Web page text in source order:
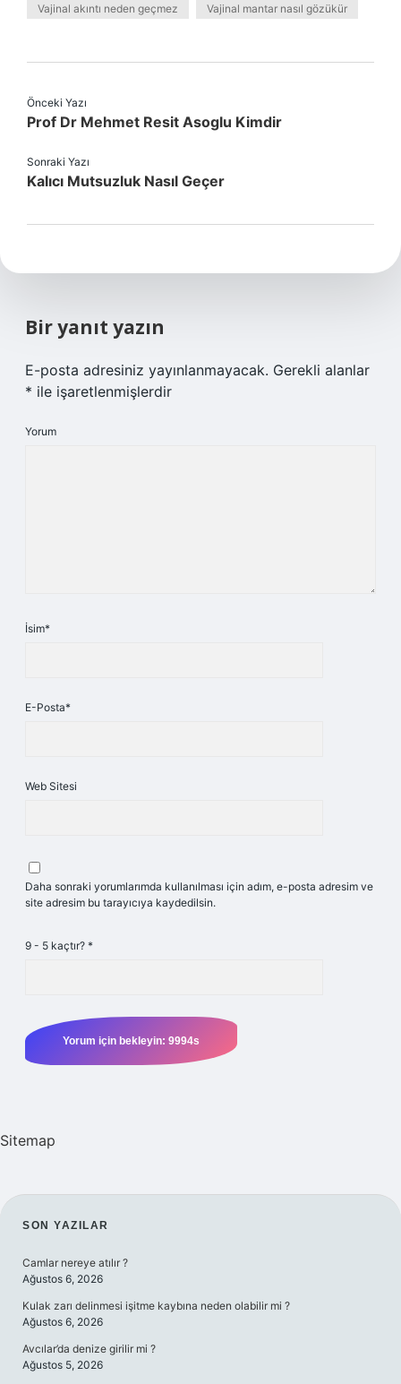
Vajinal akıntı neden geçmez Vajinal mantar nasıl gözükür
Önceki Yazı
Prof Dr Mehmet Resit Asoglu Kimdir
Sonraki Yazı
Kalıcı Mutsuzluk Nasıl Geçer
Bir yanıt yazın
E-posta adresiniz yayınlanmayacak. Gerekli alanlar
* ile işaretlenmişlerdir
Yorum
İsim*
E-Posta*
Web Sitesi
Daha sonraki yorumlarımda kullanılması için adım, e-posta adresim ve
site adresim bu tarayıcıya kaydedilsin.
9 - 5 kaçtır? *
Sitemap
SIDEBAR
SON YAZILAR
Camlar nereye atılır ?
Ağustos 6, 2026
Kulak zarı delinmesi işitme kaybına neden olabilir mi ?
Ağustos 6, 2026
Avcılar’da denize girilir mi ?
Ağustos 5, 2026